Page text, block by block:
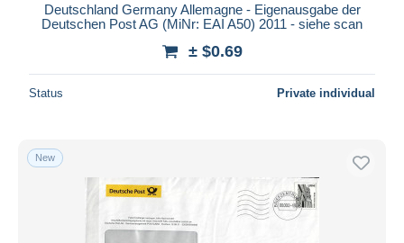
Deutschland Germany Allemagne - Eigenausgabe der
Deutschen Post AG (MiNr: EAI A50) 2011 - siehe scan
± $0.69
Status Private individual
New